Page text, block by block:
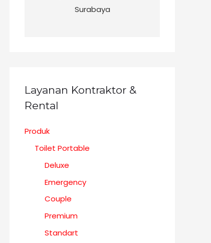
Surabaya
Layanan Kontraktor &
Rental
Produk
Toilet Portable
Deluxe
Emergency
Couple
Premium
Standart